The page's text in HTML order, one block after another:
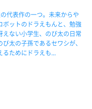
代表作の一つ。未来からや
ボットのドラえもんと、勉強
えない小学生、のび太の日常
太の子孫であるセワシが、
るためにドラえも...